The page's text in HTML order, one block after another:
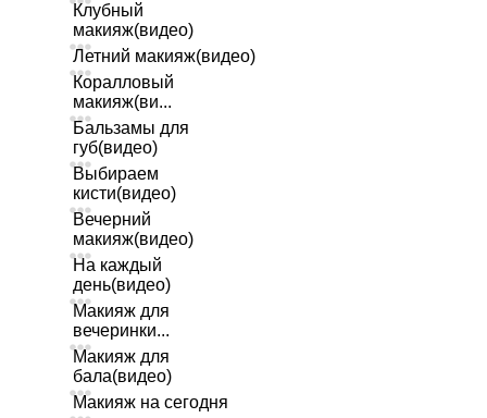
Клубный
макияж(видео)
Летний макияж(видео)
Коралловый
макияж(ви...
Бальзамы для
губ(видео)
Выбираем
кисти(видео)
Вечерний
макияж(видео)
На каждый
день(видео)
Макияж для
вечеринки...
Макияж для
бала(видео)
Макияж на сегодня